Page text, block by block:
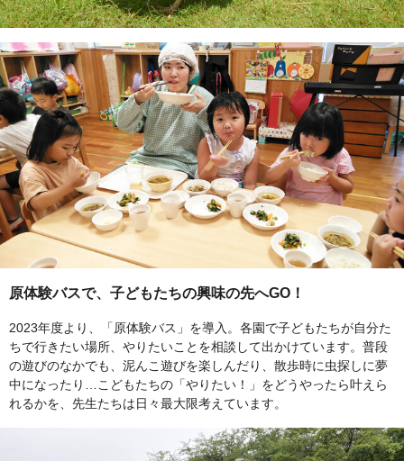
原体験バスで、子どもたちの興味の先へGO！
2023年度より、「原体験バス」を導入。各園で子どもたちが自分た
ちで行きたい場所、やりたいことを相談して出かけています。普段
の遊びのなかでも、泥んこ遊びを楽しんだり、散歩時に虫探しに夢
中になったり…こどもたちの「やりたい！」をどうやったら叶えら
れるかを、先生たちは日々最大限考えています。